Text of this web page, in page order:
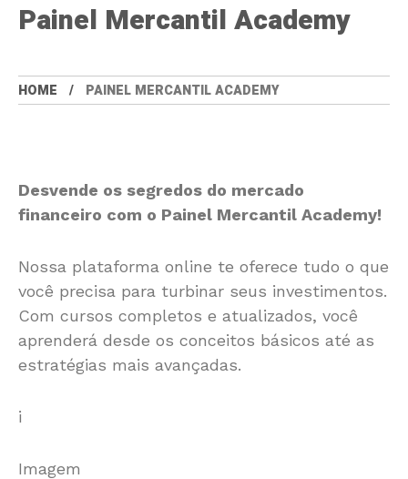
Painel Mercantil Academy
HOME PAINEL MERCANTIL ACADEMY
Desvende os segredos do mercado
financeiro com o Painel Mercantil Academy!
Nossa plataforma online te oferece tudo o que
você precisa para turbinar seus investimentos.
Com cursos completos e atualizados, você
aprenderá desde os conceitos básicos até as
estratégias mais avançadas.
i
Imagem